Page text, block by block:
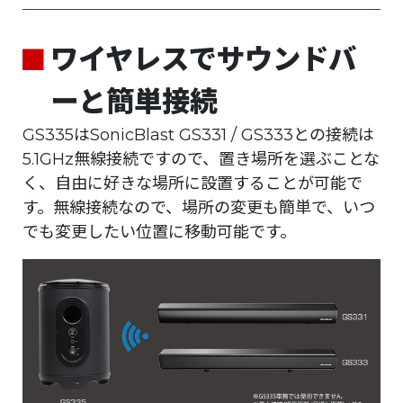
ワイヤレスでサウンドバ
ーと簡単接続
GS335はSonicBlast GS331 / GS333との接続は
5.1GHz無線接続ですので、置き場所を選ぶことな
く、自由に好きな場所に設置することが可能で
す。無線接続なので、場所の変更も簡単で、いつ
でも変更したい位置に移動可能です。